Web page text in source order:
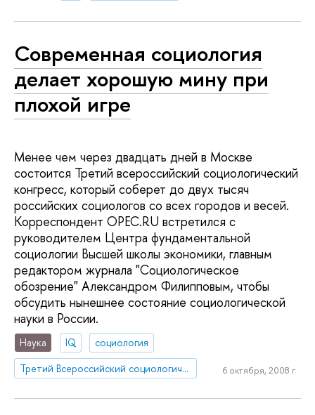
Современная социология
делает хорошую мину при
плохой игре
Менее чем через двадцать дней в Москве
состоится Третий всероссийский социологический
конгресс, который соберет до двух тысяч
российских социологов со всех городов и весей.
Корреспондент OPEC.RU встретился с
руководителем Центра фундаментальной
социологии Высшей школы экономики, главным
редактором журнала "Социологическое
обозрение" Александром Филипповым, чтобы
обсудить нынешнее состояние социологической
науки в России.
Наука IQ
социология
Третий Всероссийский социологический конгресс
6 октября, 2008 г.